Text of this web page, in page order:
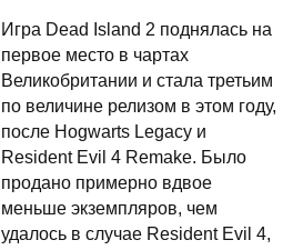
Игра Dead Island 2 поднялась на
первое место в чартах
Великобритании и стала третьим
по величине релизом в этом году,
после Hogwarts Legacy и
Resident Evil 4 Remake. Было
продано примерно вдвое
меньше экземпляров, чем
удалось в случае Resident Evil 4,